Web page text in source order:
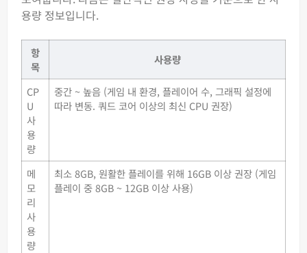
용량 정보입니다.
항
목
사용량
CP
U
사
용
량
중간 ~ 높음 (게임 내 환경, 플레이어 수, 그래픽 설정에
따라 변동. 쿼드 코어 이상의 최신 CPU 권장)
메
모
리
사
용
량
최소 8GB, 원활한 플레이를 위해 16GB 이상 권장 (게임
플레이 중 8GB ~ 12GB 이상 사용)